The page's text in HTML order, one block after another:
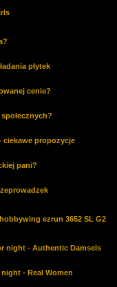
płytek
cenie?
ciekawe propozycje
pani?
ezrun 3652 SL G2
night - Authentic Damsels
- Real Women